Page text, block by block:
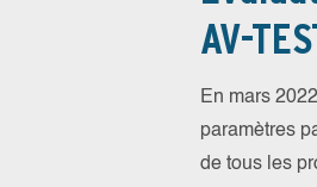
AV-
En mars
paramètres
de tous les